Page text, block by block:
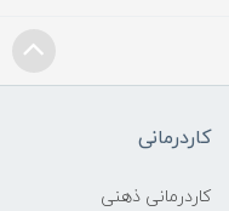
کاردرمانی
کاردرمانی ذهنی